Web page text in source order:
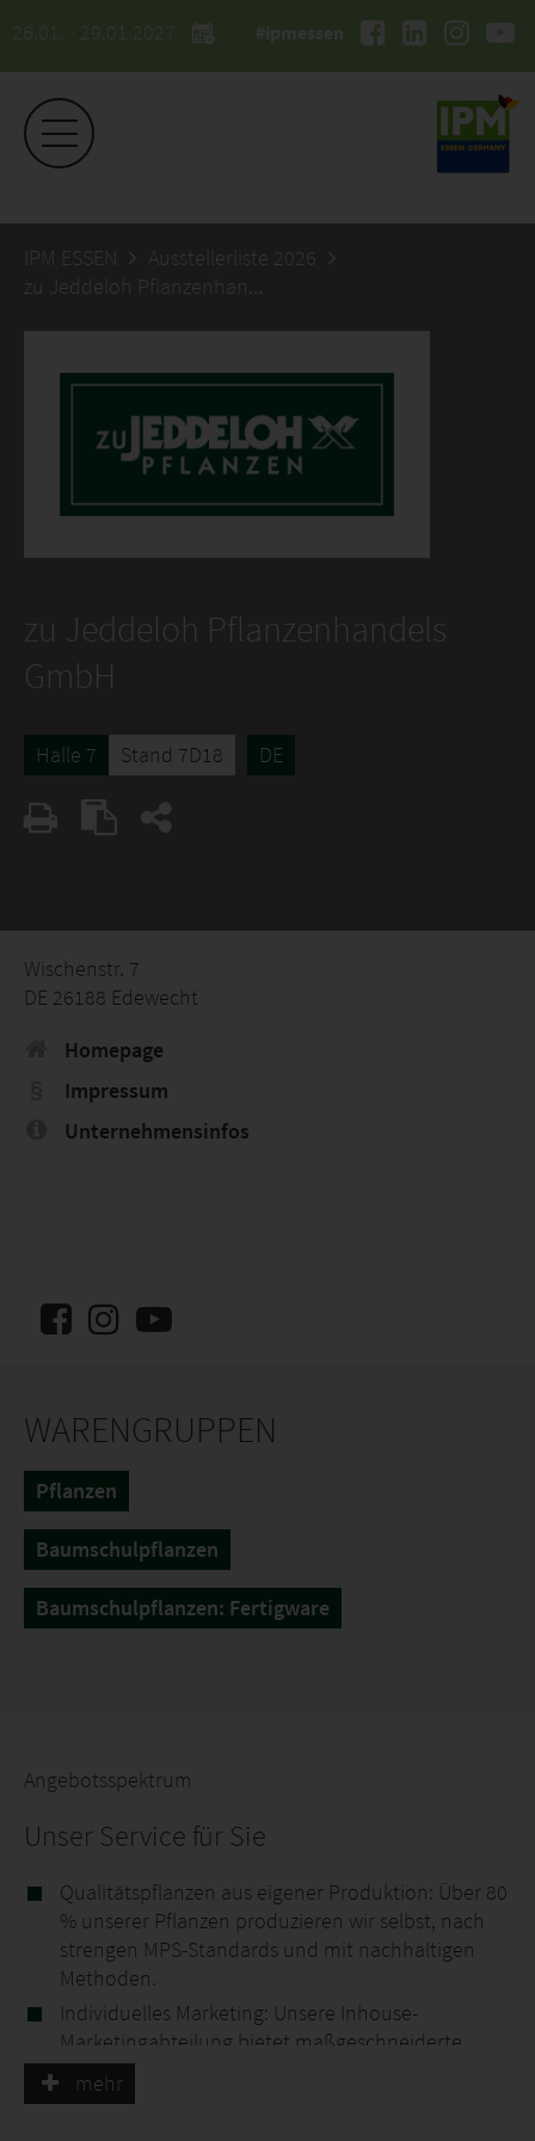
26.01. - 29.01.2027 #ipmessen
IPM ESSEN
Ausstellerliste 2026
zu Jeddeloh Pflanzenhandels GmbH
zu Jeddeloh Pflanzenhandels
GmbH
Halle 7 Stand 7D18 DE
Wischenstr. 7
DE 26188 Edewecht
Homepage
Impressum
Unternehmensinfos
WARENGRUPPEN
Pflanzen
Baumschulpflanzen
Baumschulpflanzen: Fertigware
Angebotsspektrum
Unser Service für Sie
Qualitätspflanzen aus eigener Produktion: Über 80
% unserer Pflanzen produzieren wir selbst, nach
strengen MPS-Standards und mit nachhaltigen
Methoden.
Individuelles Marketing: Unsere Inhouse-
Marketingabteilung bietet maßgeschneiderte
Konzepte, von PR und Social Media bis hin zu
exklusivem POS-Material, um Ihre Verkaufsflächen
mehr